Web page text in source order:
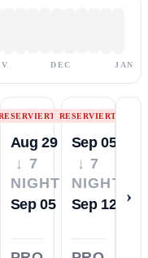
DEC JAN
Aug 29
↓ 7
NIGHTS
Sep 05
RESERVIERT
Sep 05
↓ 7
NIGHTS
Sep 12
›